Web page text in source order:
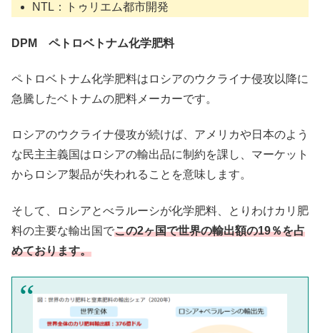
NTL：トゥリエム都市開発
DPM ペトロベトナム化学肥料
ペトロベトナム化学肥料はロシアのウクライナ侵攻以降に
急騰したベトナムの肥料メーカーです。
ロシアのウクライナ侵攻が続けば、アメリカや日本のよう
な民主主義国はロシアの輸出品に制約を課し、マーケット
からロシア製品が失われることを意味します。
そして、ロシアとべラルーシが化学肥料、とりわけカリ肥
料の主要な輸出国でこの2ヶ国で世界の輸出額の19％を占
めております。